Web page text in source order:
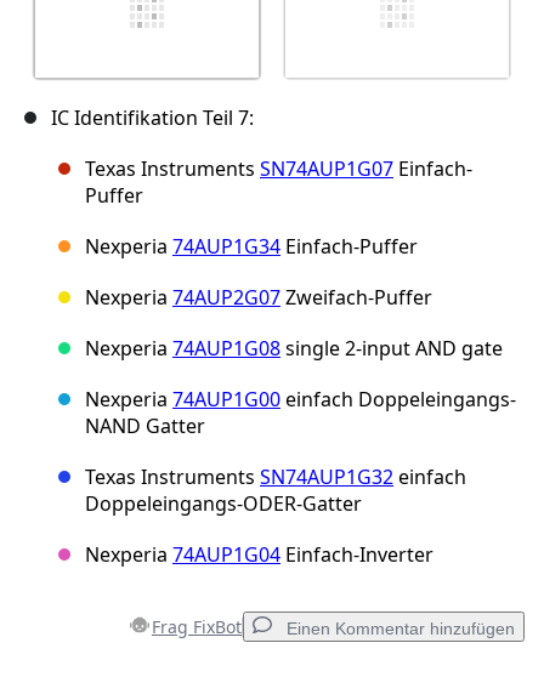
IC Identifikation Teil 7:
Texas Instruments SN74AUP1G07 Einfach-
Puffer
Nexperia 74AUP1G34 Einfach-Puffer
Nexperia 74AUP2G07Zweifach-Puffer
Nexperia 74AUP1G08single 2-input AND gate
Nexperia 74AUP1G00einfach Doppeleingangs-
NAND Gatter
Texas Instruments SN74AUP1G32einfach
Doppeleingangs-ODER-Gatter
Nexperia 74AUP1G04 Einfach-Inverter
Frag FixBot Einen Kommentar hinzufügen